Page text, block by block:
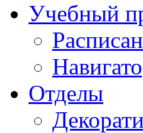
Учебный
Отделы